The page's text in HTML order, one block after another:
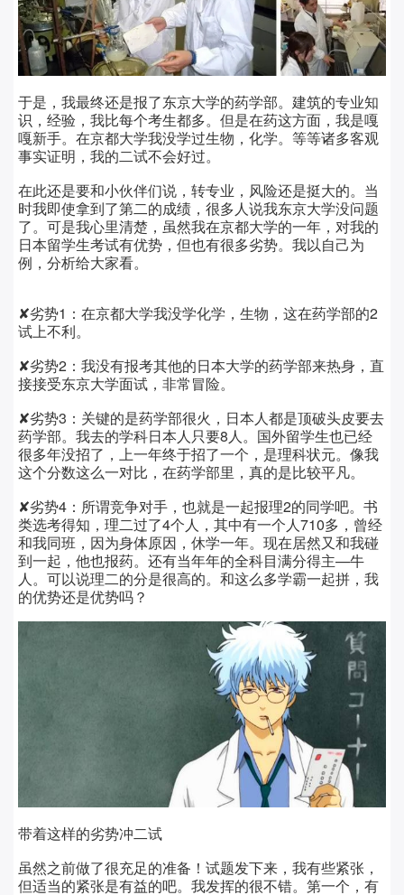
于是，我最终还是报了东京大学的药学部。建筑的专业知
识，经验，我比每个考生都多。但是在药这方面，我是嘎
嘎新手。在京都大学我没学过生物，化学。等等诸多客观
事实证明，我的二试不会好过。
在此还是要和小伙伴们说，转专业，风险还是挺大的。当
时我即使拿到了第二的成绩，很多人说我东京大学没问题
了。可是我心里清楚，虽然我在京都大学的一年，对我的
日本留学生考试有优势，但也有很多劣势。我以自己为
例，分析给大家看。
✘劣势1：在京都大学我没学化学，生物，这在药学部的2
试上不利。
✘劣势2：我没有报考其他的日本大学的药学部来热身，直
接接受东京大学面试，非常冒险。
✘劣势3：关键的是药学部很火，日本人都是顶破头皮要去
药学部。我去的学科日本人只要8人。国外留学生也已经
很多年没招了，上一年终于招了一个，是理科状元。像我
这个分数这么一对比，在药学部里，真的是比较平凡。
✘劣势4：所谓竞争对手，也就是一起报理2的同学吧。书
类选考得知，理二过了4个人，其中有一个人710多，曾经
和我同班，因为身体原因，休学一年。现在居然又和我碰
到一起，他也报药。还有当年年的全科目满分得主—牛
人。可以说理二的分是很高的。和这么多学霸一起拼，我
的优势还是优势吗？
带着这样的劣势冲二试
虽然之前做了很充足的准备！试题发下来，我有些紧张，
但适当的紧张是有益的吧。我发挥的很不错。第一个，有